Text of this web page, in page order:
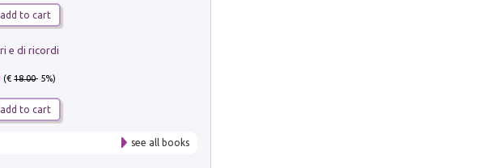
add to cart
e di ricordi
(€18.00- 5%)
add to cart
see all books